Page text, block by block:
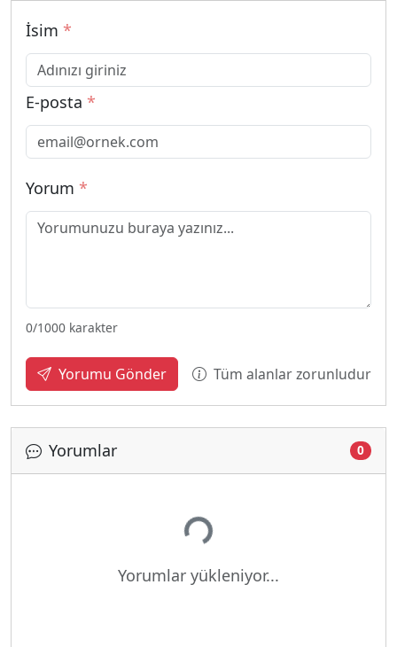
İsim *
E-posta *
Yorum *
0/1000 karakter
Yorumu Gönder Tüm alanlar zorunludur
Yorumlar 0
Yükleniyor...
Yorumlar yükleniyor...